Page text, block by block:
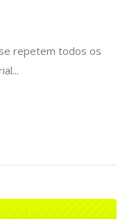
repetem todos os